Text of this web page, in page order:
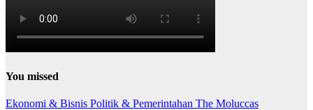
You missed
Ekonomi & Bisnis Politik & Pemerintahan The Moluccas